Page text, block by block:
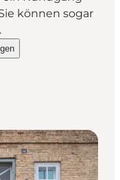
können sogar
im
Königsschloss im Zentrum